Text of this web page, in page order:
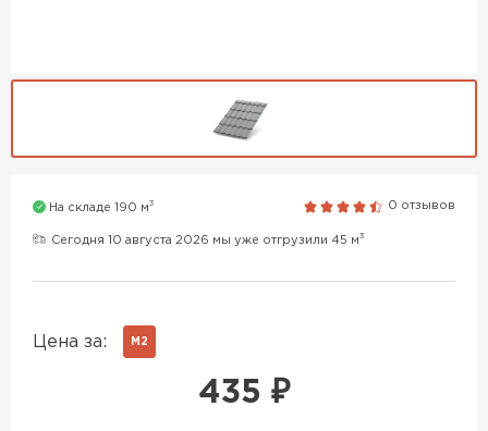
На складе 190 м3 0 отзывов
Сегодня 10 августа 2026 мы уже отгрузили 45 м3
Цена за: М2
435 ₽